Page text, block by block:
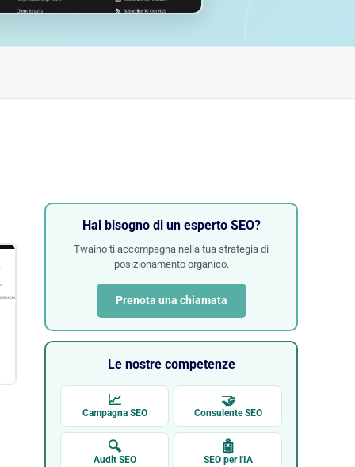
Hai bisogno di un esperto SEO?
Twaino ti accompagna nella tua strategia di
posizionamento organico.
Prenota una chiamata
Le nostre competenze
📈
Campagna SEO
🤝
Consulente SEO
🔍
Audit SEO
🤖
SEO per l'IA